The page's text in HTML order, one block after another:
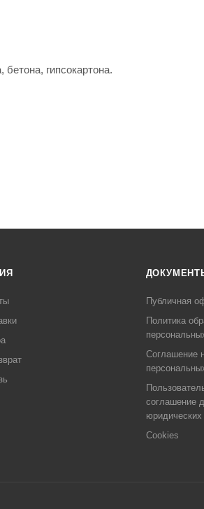
гипсокартона.
Публичная
Политика
Соглашение
соглашение
Cookies